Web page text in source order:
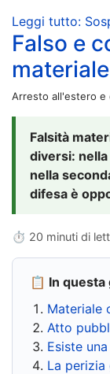
Leggi tutto:
Falso e
Arresto all'estero e
Falsità
diversi:
nella
difesa è
⏱ 20 minuti di
📋 In questa
Materiale
Atto
Esiste
La